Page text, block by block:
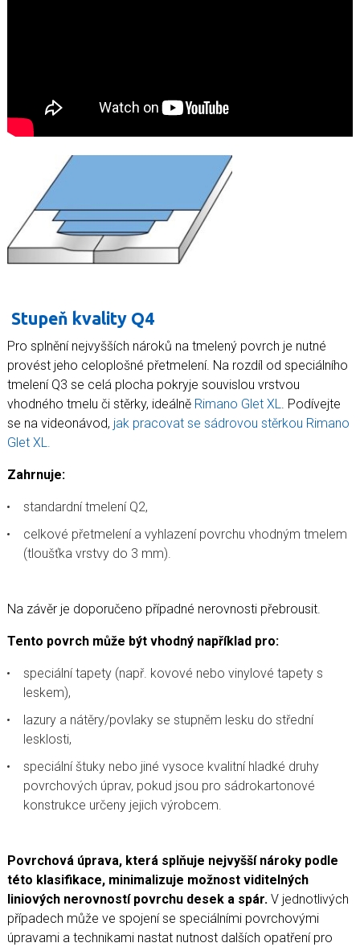
Stupeň kvality Q4
Pro splnění nejvyšších nároků na tmelený povrch je nutné
provést jeho celoplošné přetmelení. Na rozdíl od speciálního
tmelení Q3 se celá plocha pokryje souvislou vrstvou
vhodného tmelu či stěrky, ideálně Rimano Glet XL. Podívejte
se na videonávod, jak pracovat se sádrovou stěrkou Rimano
Glet XL.
Zahrnuje:
standardní tmelení Q2,
celkové přetmelení a vyhlazení povrchu vhodným tmelem
(tloušťka vrstvy do 3 mm).
Na závěr je doporučeno případné nerovnosti přebrousit.
Tento povrch může být vhodný například pro:
speciální tapety (např. kovové nebo vinylové tapety s
leskem),
lazury a nátěry/povlaky se stupněm lesku do střední
lesklosti,
speciální štuky nebo jiné vysoce kvalitní hladké druhy
povrchových úprav, pokud jsou pro sádrokartonové
konstrukce určeny jejich výrobcem.
Povrchová úprava, která splňuje nejvyšší nároky podle
této klasifikace, minimalizuje možnost viditelných
liniových nerovností povrchu desek a spár. V jednotlivých
případech může ve spojení se speciálními povrchovými
úpravami a technikami nastat nutnost dalších opatření pro